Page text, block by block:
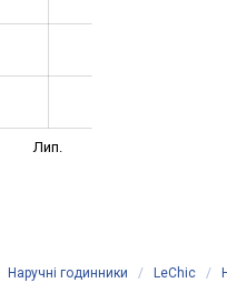
Лип.
Наручні годинники / LeChic /